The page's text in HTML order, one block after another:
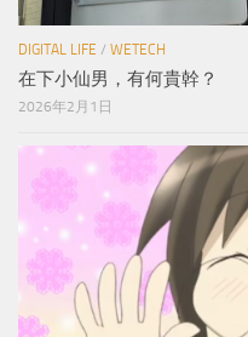
DIGITAL LIFE / WETECH
在下小仙男，有何貴幹？
2026年2月1日